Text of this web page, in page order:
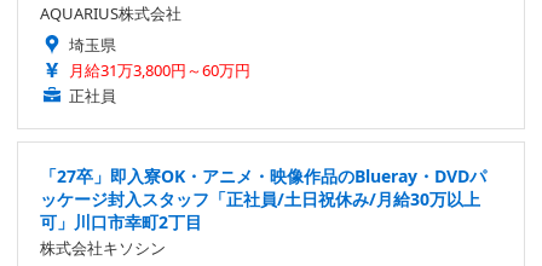
AQUARIUS株式会社
埼玉県
月給31万3,800円～60万円
正社員
「27卒」即入寮OK・アニメ・映像作品のBlueray・DVDパ
ッケージ封入スタッフ「正社員/土日祝休み/月給30万以上
可」川口市幸町2丁目
株式会社キソシン